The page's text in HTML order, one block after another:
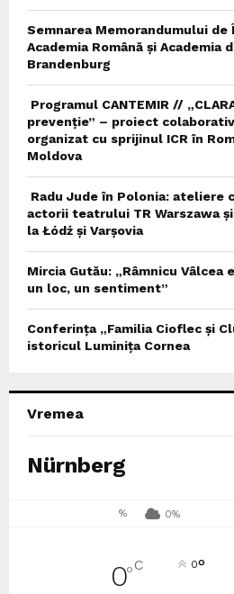
Semnarea Memorandumului
Academia Română și Academia
Brandenburg
Programul CANTEMIR //
prevenție” – proiect
organizat cu sprijinul ICR în
Moldova
Radu Jude în Polonia: ateliere
actorii teatrului TR Warszawa
la Łódź și Varșovia
Mircia Gutău: „Râmnicu
un loc, un sentiment”
Conferința „Familia Cioflec și
istoricul Luminița Cornea
Vremea
Nürnberg
% 0%
0°C 0°